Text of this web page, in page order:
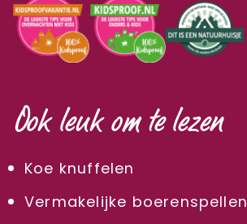
Ook leuk om te lezen
Koe knuffelen
Vermakelijke boerenspellen